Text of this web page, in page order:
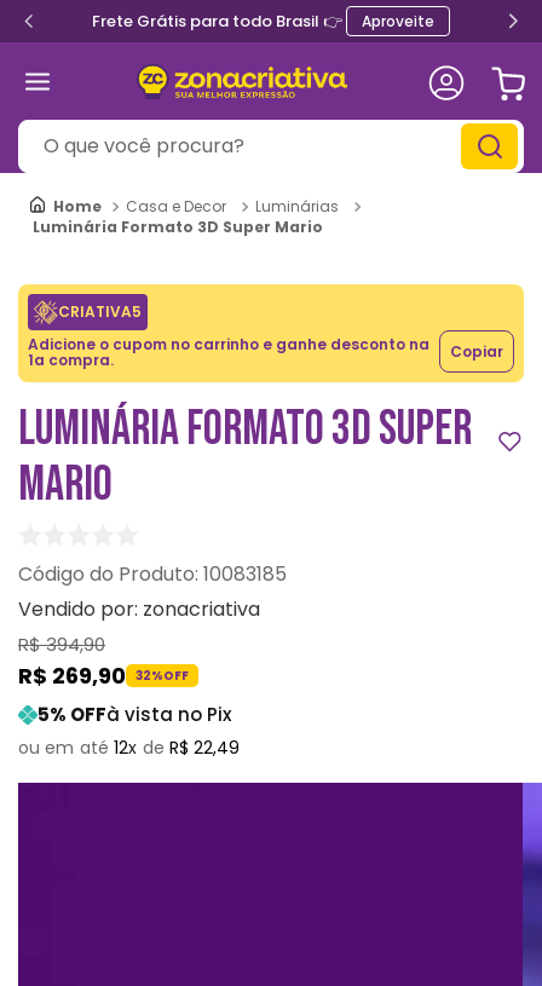
Frete Grátis para todo Brasil 👉 Aproveite
O que você procura?
Casa e Decor
Luminárias
Luminária Formato 3D Super Mario
CRIATIVA5
Adicione o cupom no carrinho e ganhe desconto na
1a compra. Copiar
LUMINÁRIA FORMATO 3D SUPER
MARIO
: 10083185
Vendido por: zonacriativa
R$394,90
R$ 269,90 32%OFF
5% OFFà vista no Pix
12 R$ 22,49